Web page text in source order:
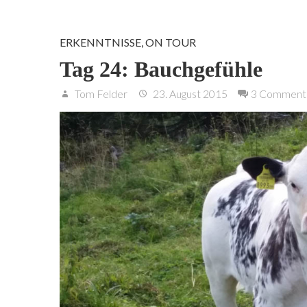
ERKENNTNISSE,ON TOUR
Tag 24: Bauchgefühle
Tom Felder 23. August 2015 3